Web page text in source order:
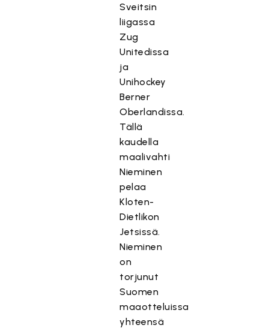
Sveitsin
liigassa
Zug
Unitedissa
ja
Unihockey
Berner
Oberlandissa.
Tällä
kaudella
maalivahti
Nieminen
pelaa
Kloten-
Dietlikon
Jetsissä.
Nieminen
on
torjunut
Suomen
maaotteluissa
yhteensä